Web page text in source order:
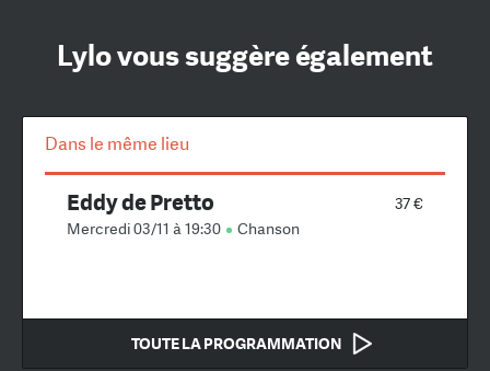
Lylo vous suggère également
Dans le même lieu
37 €
Eddy de Pretto
Mercredi 03/11 à 19:30 Chanson
TOUTE LA PROGRAMMATION